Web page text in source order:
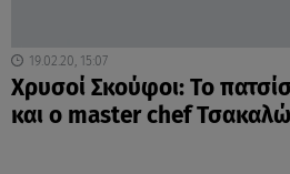
19.02.20, 15:07
Χρυσοί Σκούφοι: Το
και ο master chef